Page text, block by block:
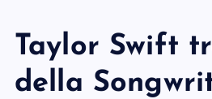
Taylor Swift
della